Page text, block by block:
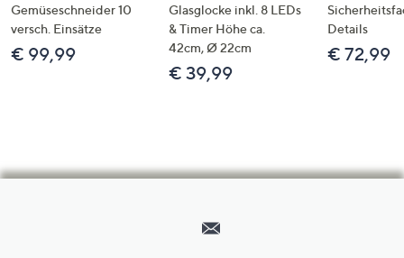
Gemüseschneider 10
versch. Einsätze
€ 99,99
Glasglocke inkl. 8 LEDs
& Timer Höhe ca.
42cm, Ø 22cm
€ 39,99
Details
€ 72,99